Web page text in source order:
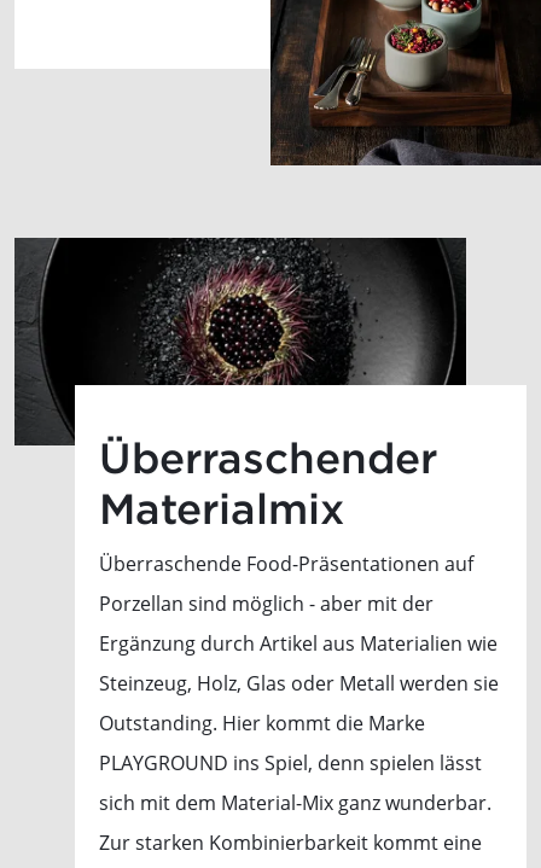
Überraschender
Materialmix
Überraschende Food-Präsentationen auf
Porzellan sind möglich - aber mit der
Ergänzung durch Artikel aus Materialien wie
Steinzeug, Holz, Glas oder Metall werden sie
Outstanding. Hier kommt die Marke
PLAYGROUND ins Spiel, denn spielen lässt
sich mit dem Material-Mix ganz wunderbar.
Zur starken Kombinierbarkeit kommt eine